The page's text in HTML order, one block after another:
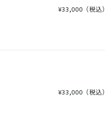
¥33,000 （税込）
¥33,000 （税込）